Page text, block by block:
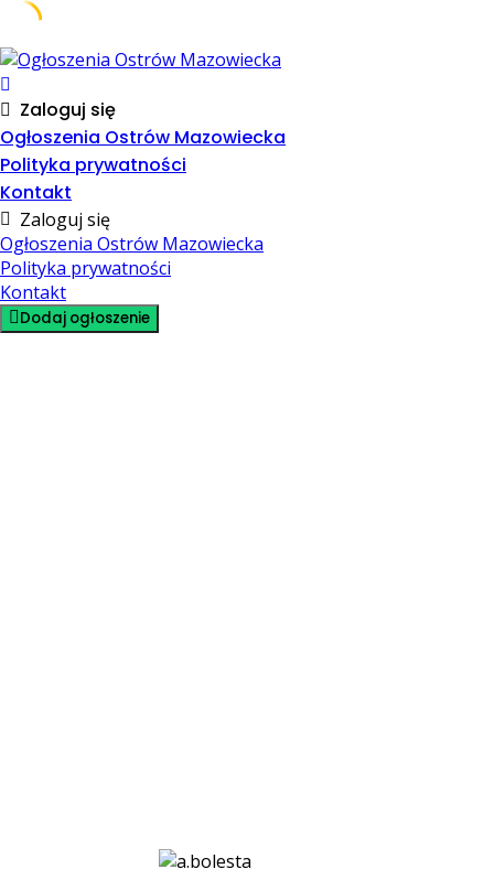
Skip
to
content
Zaloguj się
Ogłoszenia Ostrów Mazowiecka
Polityka prywatności
Kontakt
Zaloguj się
Ogłoszenia Ostrów Mazowiecka
Polityka prywatności
Kontakt
Dodaj ogłoszenie